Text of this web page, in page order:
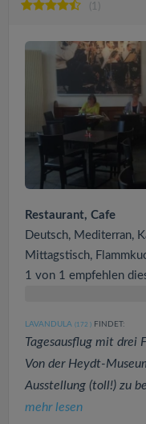
(1)
Restaurant, Cafe
Deutsch, Mediterran,
Mittagstisch,
1 von 1 empfehlen
LAVANDULA (172 ) FINDET:
Tagesausflug mit drei
Von der Heydt-
Ausstellung (toll!) zu
mehr lesen